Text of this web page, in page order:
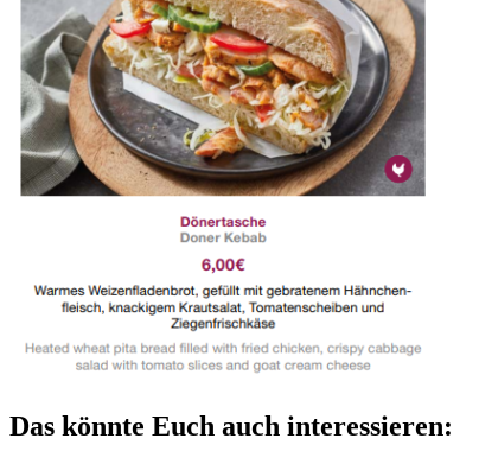
Das könnte Euch auch interessieren: